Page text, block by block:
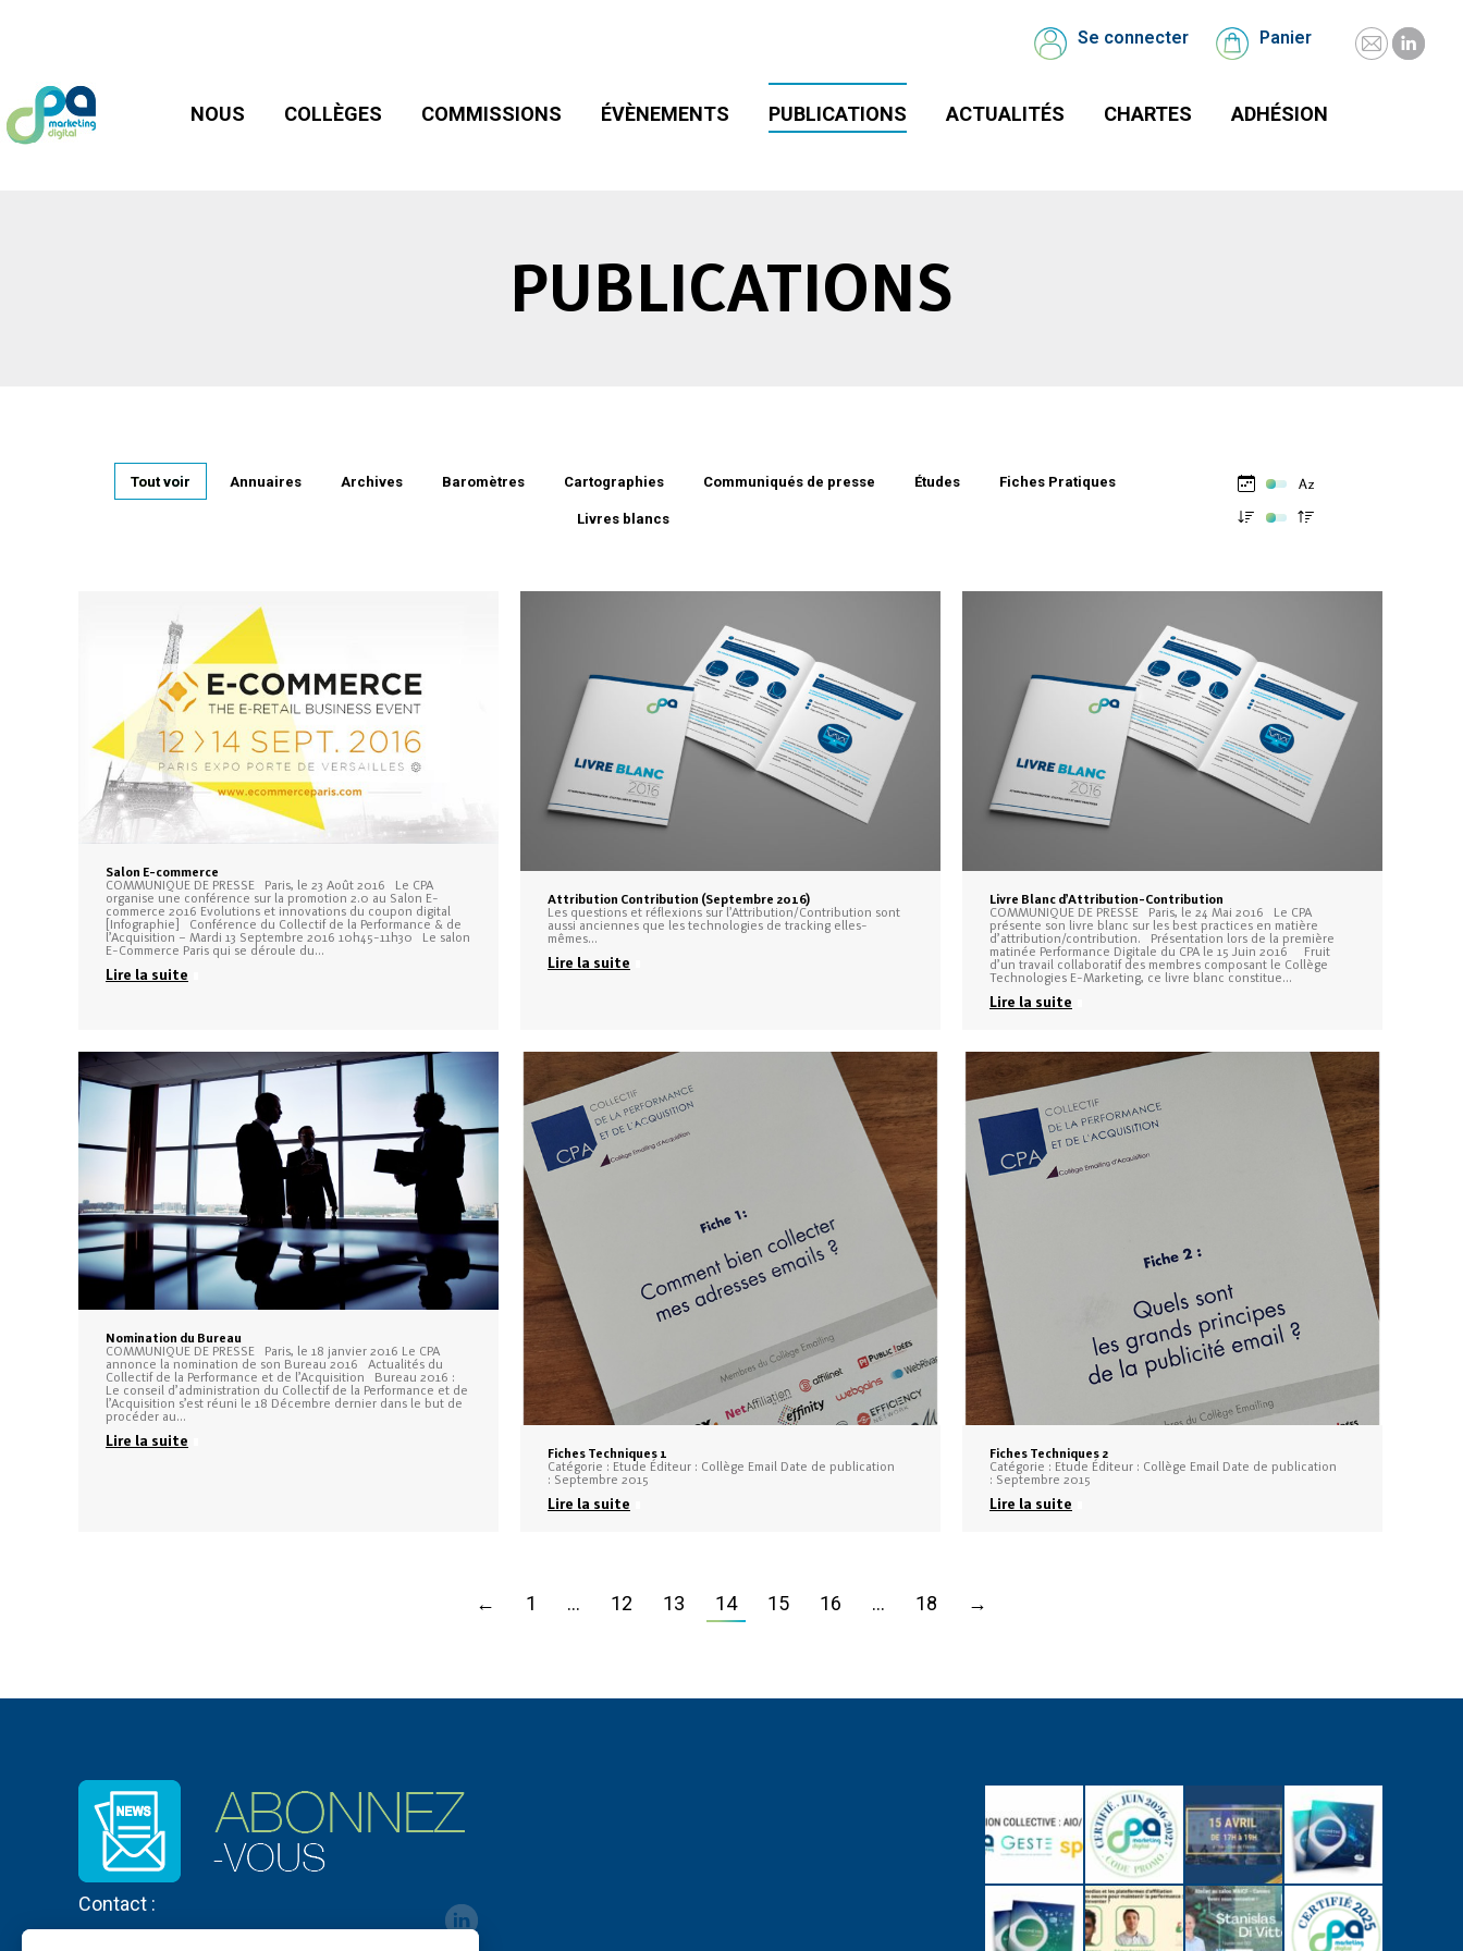
Se connecter Panier
NOUS COLLÈGES COMMISSIONS ÉVÈNEMENTS PUBLICATIONS ACTUALITÉS CHARTES ADHÉSION
PUBLICATIONS
Tout voir Annuaires Archives Baromètres Cartographies Communiqués de presse Études Fiches Pratiques
Livres blancs
Salon E-commerce
COMMUNIQUE DE PRESSE Paris, le 23 Août 2016 Le CPA
organise une conférence sur la promotion 2.0 au Salon E-
commerce 2016 Evolutions et innovations du coupon digital
[Infographie] Conférence du Collectif de la Performance & de
l’Acquisition – Mardi 13 Septembre 2016 10h45-11h30 Le salon
E-Commerce Paris qui se déroule du…
Lire la suite
Attribution Contribution (Septembre 2016)
Les questions et réflexions sur l’Attribution/Contribution sont
aussi anciennes que les technologies de tracking elles-
mêmes…
Lire la suite
Livre Blanc d’Attribution-Contribution
COMMUNIQUE DE PRESSE Paris, le 24 Mai 2016 Le CPA
présente son livre blanc sur les best practices en matière
d’attribution/contribution. Présentation lors de la première
matinée Performance Digitale du CPA le 15 Juin 2016 Fruit
d’un travail collaboratif des membres composant le Collège
Technologies E-Marketing, ce livre blanc constitue…
Lire la suite
Nomination du Bureau
COMMUNIQUE DE PRESSE Paris, le 18 janvier 2016 Le CPA
annonce la nomination de son Bureau 2016 Actualités du
Collectif de la Performance et de l’Acquisition Bureau 2016 :
Le conseil d’administration du Collectif de la Performance et de
l’Acquisition s’est réuni le 18 Décembre dernier dans le but de
procéder au…
Lire la suite
Fiches Techniques 1
Catégorie : Etude Éditeur : Collège Email Date de publication
: Septembre 2015
Lire la suite
Fiches Techniques 2
Catégorie : Etude Éditeur : Collège Email Date de publication
: Septembre 2015
Lire la suite
← 1 … 12 13 14 15 16 … 18 →
Contact :
ACTUALITÉS CHARTES
Panier